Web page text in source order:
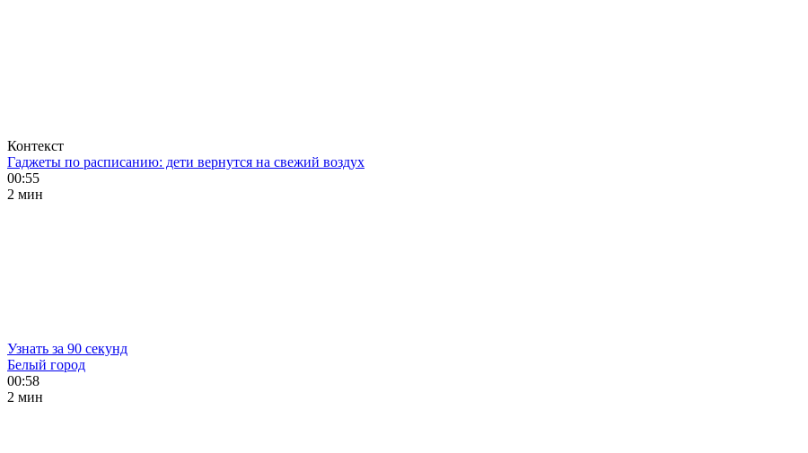
Контекст
Гаджеты по расписанию: дети вернутся на свежий воздух
00:55
2 мин
Узнать за 90 секунд
Белый город
00:58
2 мин